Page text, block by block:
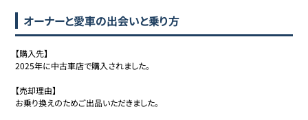
オーナーと愛車の出会いと乗り方
【購入先】
2025年に中古車店で購入されました。
【売却理由】
お乗り換えのためご出品いただきました。